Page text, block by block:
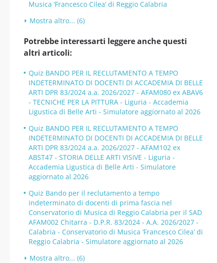
Musica ‘Francesco Cilea’ di Reggio Calabria
Mostra altro... (6)
Potrebbe interessarti leggere anche questi
altri articoli:
Quiz BANDO PER IL RECLUTAMENTO A TEMPO
INDETERMINATO DI DOCENTI DI ACCADEMIA DI BELLE
ARTI DPR 83/2024 a.a. 2026/2027 - AFAM080 ex ABAV6
- TECNICHE PER LA PITTURA - Liguria - Accademia
Ligustica di Belle Arti - Simulatore aggiornato al 2026
Quiz BANDO PER IL RECLUTAMENTO A TEMPO
INDETERMINATO DI DOCENTI DI ACCADEMIA DI BELLE
ARTI DPR 83/2024 a.a. 2026/2027 - AFAM102 ex
ABST47 - STORIA DELLE ARTI VISIVE - Liguria -
Accademia Ligustica di Belle Arti - Simulatore
aggiornato al 2026
Quiz Bando per il reclutamento a tempo
indeterminato di docenti di prima fascia nel
Conservatorio di Musica di Reggio Calabria per il SAD
AFAM002 Chitarra - D.P.R. 83/2024 - A.A. 2026/2027 -
Calabria - Conservatorio di Musica ‘Francesco Cilea’ di
Reggio Calabria - Simulatore aggiornato al 2026
Mostra altro... (6)